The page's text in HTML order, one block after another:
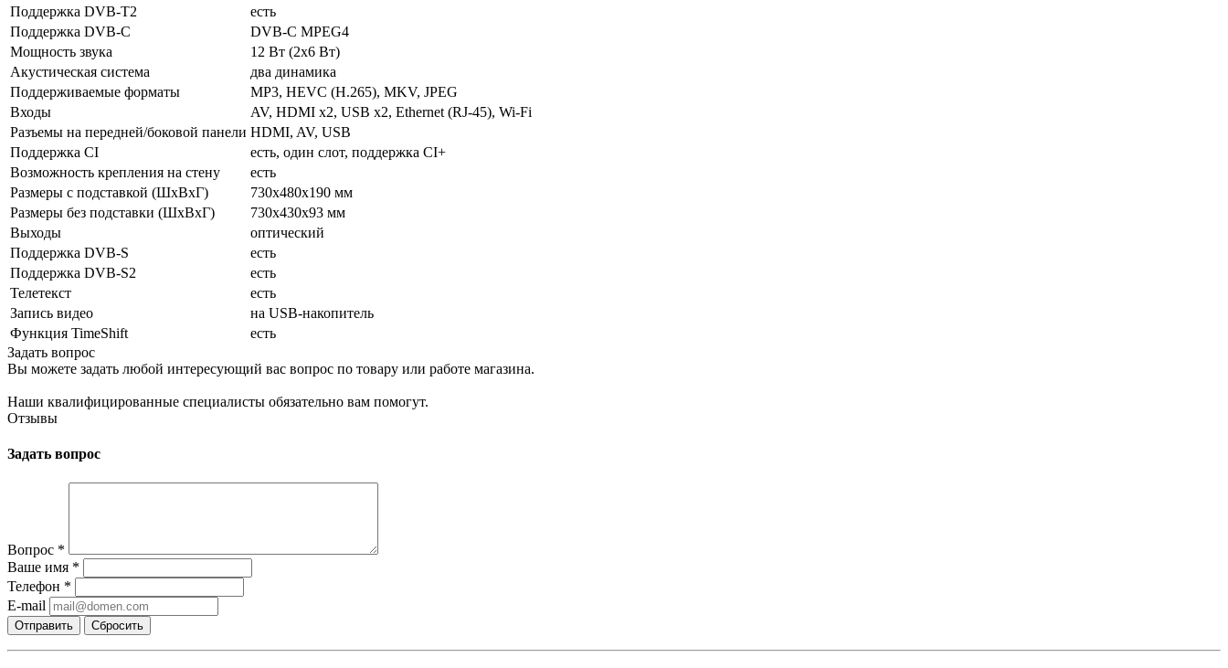
Поддержка DVB-T2
есть
Поддержка DVB-C
DVB-C MPEG4
Мощность звука
12 Вт (2х6 Вт)
Акустическая система
два динамика
Поддерживаемые форматы
MP3, HEVC (H.265), MKV, JPEG
Входы
AV, HDMI x2, USB x2, Ethernet (RJ-45), Wi-Fi
Разъемы на передней/боковой панели HDMI, AV, USB
Поддержка CI
есть, один слот, поддержка CI+
Возможность крепления на стену
есть
Размеры с подставкой (ШxВxГ)
730x480x190 мм
Размеры без подставки (ШxВxГ)
730x430x93 мм
Выходы
оптический
Поддержка DVB-S
есть
Поддержка DVB-S2
есть
Телетекст
есть
Запись видео
на USB-накопитель
Функция TimeShift
есть
Задать вопрос
Вы можете задать любой интересующий вас вопрос по товару или работе магазина.
Наши квалифицированные специалисты обязательно вам помогут.
Отзывы
Задать вопрос
Вопрос *
Ваше имя *
Телефон *
E-mail
Сбросить